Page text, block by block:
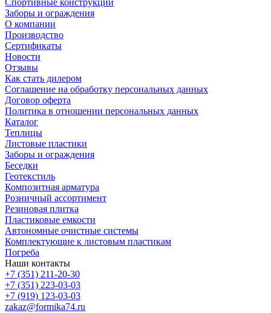
Заборы и ограждения
О компании
Производство
Сертификаты
Новости
Отзывы
Как стать дилером
Соглашение на обработку персональных данных
Договор оферта
Политика в отношении персональных данных
Каталог
Теплицы
Листовые пластики
Заборы и ограждения
Беседки
Геотекстиль
Композитная арматура
Розничный ассортимент
Резиновая плитка
Пластиковые емкости
Автономные очистные системы
Комплектующие к листовым пластикам
Погреба
Наши контакты
+7 (351) 211-20-30
+7 (351) 223-03-03
+7 (919) 123-03-03
zakaz@formika74.ru